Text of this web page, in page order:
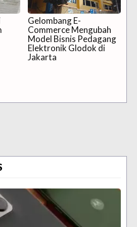
Gelombang E-
Commerce Mengubah
Model Bisnis Pedagang
Elektronik Glodok di
Jakarta